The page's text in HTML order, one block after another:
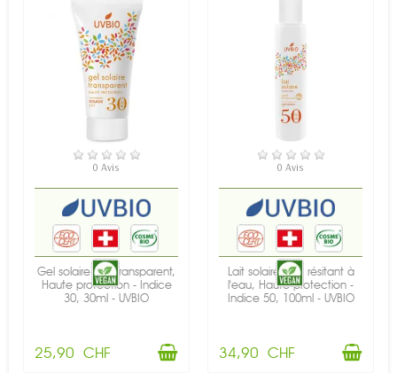
EN STOCK
0 Avis
Gel solaire BIO transparent,
Haute protection - Indice
30, 30ml - UVBIO
25,90 CHF
EN STOCK
0 Avis
Lait solaire BIO, résitant à
l'eau, Haute protection -
Indice 50, 100ml - UVBIO
34,90 CHF